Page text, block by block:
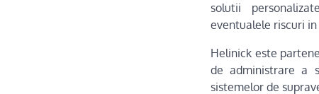
solutii
eventualele riscuri
Helinick este
de administrare a
sistemelor de